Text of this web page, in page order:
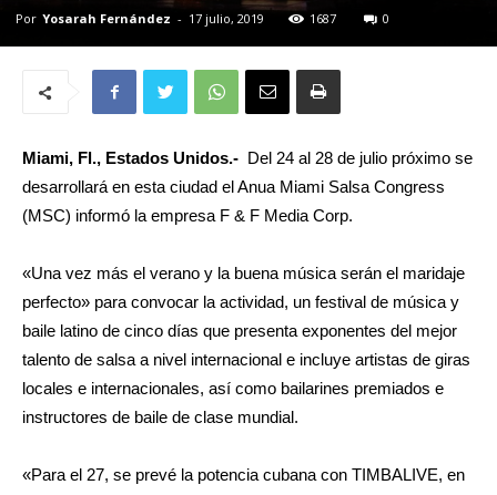
Por Yosarah Fernández - 17 julio, 2019 1687 0
Miami, Fl., Estados Unidos.- Del 24 al 28 de julio próximo se
desarrollará en esta ciudad el Anua Miami Salsa Congress
(MSC) informó la empresa F & F Media Corp.
«Una vez más el verano y la buena música serán el maridaje
perfecto» para convocar la actividad, un festival de música y
baile latino de cinco días que presenta exponentes del mejor
talento de salsa a nivel internacional e incluye artistas de giras
locales e internacionales, así como bailarines premiados e
instructores de baile de clase mundial.
«Para el 27, se prevé la potencia cubana con TIMBALIVE, en